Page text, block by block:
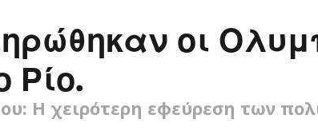
οι
Ρίο.
Η χειρότερη εφεύρεση των